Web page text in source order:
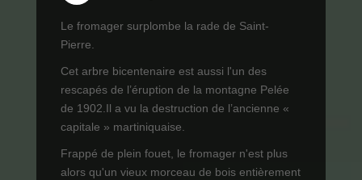
Le fromager surplombe la rade de Saint-
Pierre.
Cet arbre bicentenaire est aussi l'un des
rescapés de l’éruption de la montagne Pelée
de 1902.Il a vu la destruction de l’ancienne «
capitale » martiniquaise.
Frappé de plein fouet, le fromager n'est plus
alors qu'un vieux morceau de bois entièrement